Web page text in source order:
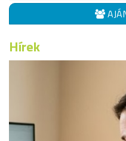
Hírek